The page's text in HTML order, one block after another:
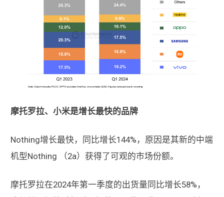
摩托罗拉、小米是增长最快的品牌
Nothing增长最快，同比增长144%，原因是其新的中端
机型Nothing （2a）获得了可观的市场份额。
摩托罗拉在2024年第一季度的出货量同比增长58%，